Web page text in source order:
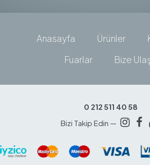
Anasayfa Ürünler
Fuarlar
Bize
0 212 511 40 58
Bizi Takip Edin —